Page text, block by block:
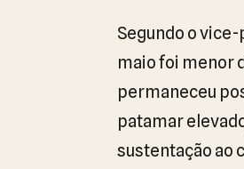
Segundo o
maio foi menor
permaneceu
patamar
sustentação ao